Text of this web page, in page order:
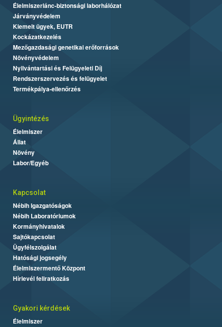
Élelmiszerlánc-biztonsági laborhálózat
Járványvédelem
Kiemelt ügyek, EUTR
Kockázatkezelés
Mezőgazdasági genetikai erőforrások
Növényvédelem
Nyilvántartási és Felügyeleti Díj
Rendszerszervezés és felügyelet
Termékpálya-ellenőrzés
Ügyintézés
Élelmiszer
Állat
Növény
Labor/Egyéb
Kapcsolat
Nébih Igazgatóságok
Nébih Laboratóriumok
Kormányhivatalok
Sajtókapcsolat
Ügyfélszolgálat
Hatósági jogsegély
Élelmiszermentő Központ
Hírlevél feliratkozás
Gyakori kérdések
Élelmiszer